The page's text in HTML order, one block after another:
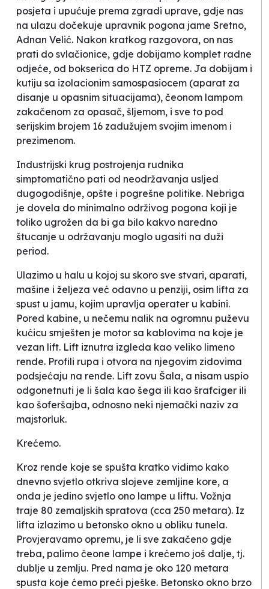
posjeta i upućuje prema zgradi uprave, gdje nas
na ulazu dočekuje upravnik pogona jame Sretno,
Adnan Velić. Nakon kratkog razgovora, on nas
prati do svlačionice, gdje dobijamo komplet radne
odjeće, od bokserica do HTZ opreme. Ja dobijam i
kutiju sa izolacionim samospasiocem (aparat za
disanje u opasnim situacijama), čeonom lampom
zakačenom za opasač, šljemom, i sve to pod
serijskim brojem 16 zadužujem svojim imenom i
prezimenom.
Industrijski krug postrojenja rudnika
simptomatično pati od neodržavanja usljed
dugogodišnje, opšte i pogrešne politike. Nebriga
je dovela do minimalno održivog pogona koji je
toliko ugrožen da bi ga bilo kakvo naredno
štucanje u održavanju moglo ugasiti na duži
period.
Ulazimo u halu u kojoj su skoro sve stvari, aparati,
mašine i željeza već odavno u penziji, osim lifta za
spust u jamu, kojim upravlja operater u kabini.
Pored kabine, u nečemu nalik na ogromnu puževu
kućicu smješten je motor sa kablovima na koje je
vezan lift. Lift iznutra izgleda kao veliko limeno
rende. Profili rupa i otvora na njegovim zidovima
podsjećaju na rende. Lift zovu Šala, a nisam uspio
odgonetnuti je li šala kao šega ili kao šrafciger ili
kao šoferšajba, odnosno neki njemački naziv za
majstorluk.
Krećemo.
Kroz rende koje se spušta kratko vidimo kako
dnevno svjetlo otkriva slojeve zemljine kore, a
onda je jedino svjetlo ono lampe u liftu. Vožnja
traje 80 zemaljskih spratova (cca 250 metara). Iz
lifta izlazimo u betonsko okno u obliku tunela.
Provjeravamo opremu, je li sve zakačeno gdje
treba, palimo čeone lampe i krećemo još dalje, tj.
dublje u zemlju. Pred nama je oko 120 metara
spusta koje ćemo preći pješke. Betonsko okno brzo